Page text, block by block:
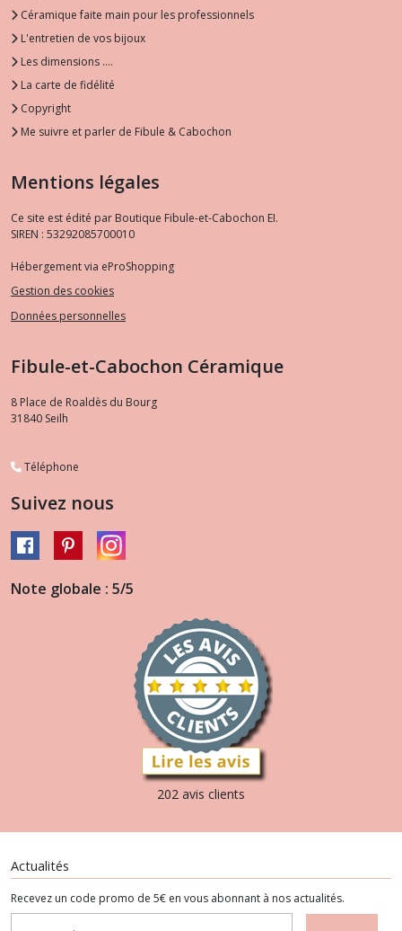
Céramique faite main pour les professionnels
L'entretien de vos bijoux
Les dimensions ....
La carte de fidélité
Copyright
Me suivre et parler de Fibule & Cabochon
Mentions légales
Ce site est édité par Boutique Fibule-et-Cabochon EI.
SIREN : 53292085700010
Hébergement via eProShopping
Gestion des cookies
Données personnelles
Fibule-et-Cabochon Céramique
8 Place de Roaldès du Bourg
31840 Seilh
Téléphone
Suivez nous
Note globale : 5/5
202 avis clients
Actualités
Recevez un code promo de 5€ en vous abonnant à nos actualités.